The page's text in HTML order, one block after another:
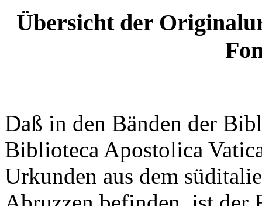
Übersicht der
Daß in den Bänden der
Biblioteca Apostolica
Urkunden aus dem